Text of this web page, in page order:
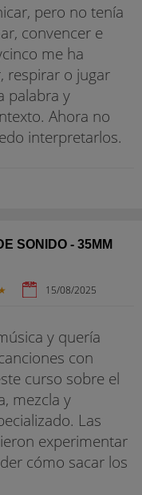
pero no tenía
convencer e
me ha
respirar o jugar
palabra y
Ahora no
interpretarlos.
SONIDO - 35MM
15/08/2025
y quería
con
curso sobre el
mezcla y
Las
experimentar
cómo sacar los